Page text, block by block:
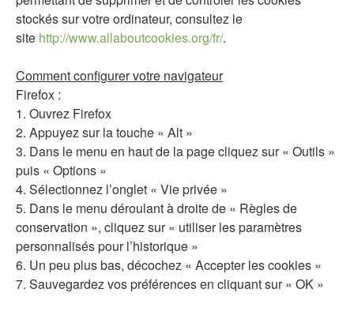
stockés sur votre ordinateur, consultez le
site http://www.allaboutcookies.org/fr/.
Comment configurer votre navigateur
Firefox :
1. Ouvrez Firefox
2. Appuyez sur la touche « Alt »
3. Dans le menu en haut de la page cliquez sur « Outils »
puis « Options »
4. Sélectionnez l’onglet « Vie privée »
5. Dans le menu déroulant à droite de « Règles de
conservation », cliquez sur « utiliser les paramètres
personnalisés pour l’historique »
6. Un peu plus bas, décochez « Accepter les cookies »
7. Sauvegardez vos préférences en cliquant sur « OK »